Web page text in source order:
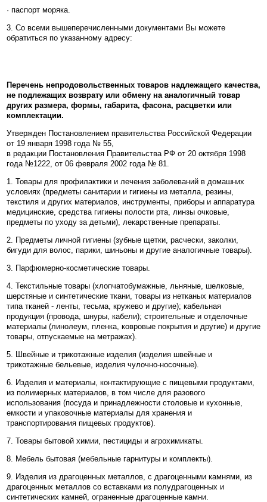
· паспорт моряка.
3. Со всеми вышеперечисленными документами Вы можете
обратиться по указанному адресу:
Перечень непродовольственных товаров надлежащего качества,
не подлежащих возврату или обмену на аналогичный товар
других размера, формы, габарита, фасона, расцветки или
комплектации.
Утвержден Постановлением правительства Российской Федерации
от 19 января 1998 года № 55,
в редакции Постановления Правительства РФ от 20 октября 1998
года №1222, от 06 февраля 2002 года № 81.
1. Товары для профилактики и лечения заболеваний в домашних
условиях (предметы санитарии и гигиены из металла, резины,
текстиля и других материалов, инструменты, приборы и аппаратура
медицинские, средства гигиены полости рта, линзы очковые,
предметы по уходу за детьми), лекарственные препараты.
2. Предметы личной гигиены (зубные щетки, расчески, заколки,
бигуди для волос, парики, шиньоны и другие аналогичные товары).
3. Парфюмерно-косметические товары.
4. Текстильные товары (хлопчатобумажные, льняные, шелковые,
шерстяные и синтетические ткани, товары из нетканых материалов
типа тканей - ленты, тесьма, кружево и другие); кабельная
продукция (провода, шнуры, кабели); строительные и отделочные
материалы (линолеум, пленка, ковровые покрытия и другие) и другие
товары, отпускаемые на метражах).
5. Швейные и трикотажные изделия (изделия швейные и
трикотажные бельевые, изделия чулочно-носочные).
6. Изделия и материалы, контактирующие с пищевыми продуктами,
из полимерных материалов, в том числе для разового
использования (посуда и принадлежности столовые и кухонные,
емкости и упаковочные материалы для хранения и
транспортирования пищевых продуктов).
7. Товары бытовой химии, пестициды и агрохимикаты.
8. Мебель бытовая (мебельные гарнитуры и комплекты).
9. Изделия из драгоценных металлов, с драгоценными камнями, из
драгоценных металлов со вставками из полудрагоценных и
синтетических камней, ограненные драгоценные камни.